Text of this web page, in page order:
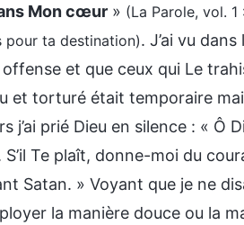
Mon cœur » (La Parole, vol. 1
pour ta destination). J’ai vu
et que ceux qui Le
et torturé était temporaire
j’ai prié Dieu en silence : « Ô
Te plaît, donne-moi du
Satan. » Voyant que je ne
la manière douce ou la